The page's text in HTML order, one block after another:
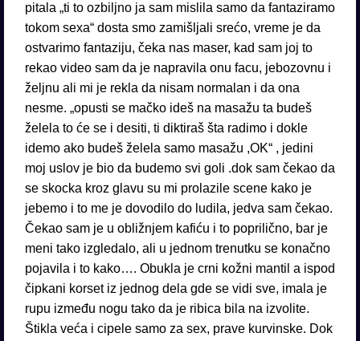
pitala „ti to ozbiljno ja sam mislila samo da fantaziramo
tokom sexa“ dosta smo zamišljali srećo, vreme je da
ostvarimo fantaziju, čeka nas maser, kad sam joj to
rekao video sam da je napravila onu facu, jebozovnu i
željnu ali mi je rekla da nisam normalan i da ona
nesme. „opusti se mačko ideš na masažu ta budeš
želela to će se i desiti, ti diktiraš šta radimo i dokle
idemo ako budeš želela samo masažu ,OK“ , jedini
moj uslov je bio da budemo svi goli .dok sam čekao da
se skocka kroz glavu su mi prolazile scene kako je
jebemo i to me je dovodilo do ludila, jedva sam čekao.
Čekao sam je u obližnjem kafiću i to poprilično, bar je
meni tako izgledalo, ali u jednom trenutku se konačno
pojavila i to kako…. Obukla je crni kožni mantil a ispod
čipkani korset iz jednog dela gde se vidi sve, imala je
rupu između nogu tako da je ribica bila na izvolite.
Štikla veća i cipele samo za sex, prave kurvinske. Dok